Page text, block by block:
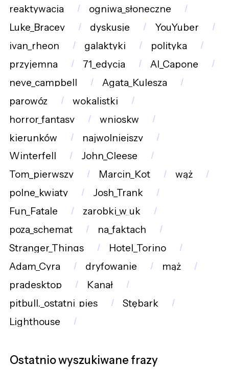
reaktywacja
ogniwa_słoneczne
Luke_Bracey
dyskusje
YouYuber
ivan_rheon
galaktyki
polityka
przyjemna
71_edycja
Al_Capone
neve_campbell
Agata_Kulesza
parowóz
wokalistki
horror_fantasy
wnioskw
kierunków
najwolniejszy
Winterfell
John_Cleese
Tom_pierwszy
Marcin_Kot
wąż
polne_kwiaty
Josh_Trank
Fun_Fatale
zarobki_w_uk
poza_schemat
na_faktach
Stranger_Things
Hotel_Torino
Adam_Cyra
dryfowanie
mąż
pradesktop
Kanał
pitbull._ostatni_pies
Stębark
Lighthouse
Ostatnio wyszukiwane frazy